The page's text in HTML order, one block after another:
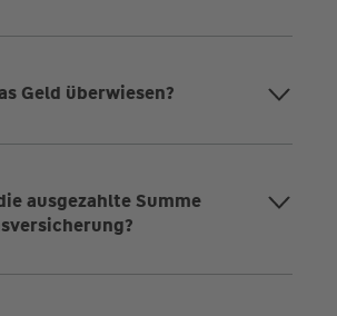
Geld überwiesen?
ausgezahlte Summe